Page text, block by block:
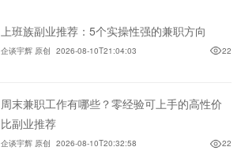
上班族副业推荐：5个实操性强的兼职方向
企谈宇辉 原创 2026-08-10T21:04:03 22
周末兼职工作有哪些？零经验可上手的高性价
比副业推荐
企谈宇辉 原创 2026-08-10T20:32:58 22